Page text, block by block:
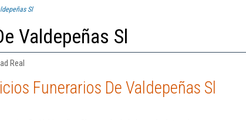
Sl
Valdepeñas Sl
Real
Funerarios De Valdepeñas Sl